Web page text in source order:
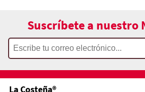
Suscríbete a nuestro
La Costeña®